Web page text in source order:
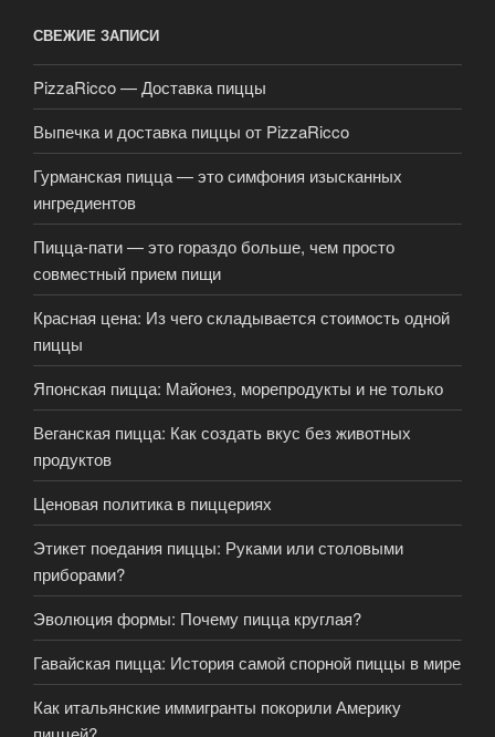
СВЕЖИЕ ЗАПИСИ
PizzaRicco — Доставка пиццы
Выпечка и доставка пиццы от PizzaRicco
Гурманская пицца — это симфония изысканных
ингредиентов
Пицца-пати — это гораздо больше, чем просто
совместный прием пищи
Красная цена: Из чего складывается стоимость одной
пиццы
Японская пицца: Майонез, морепродукты и не только
Веганская пицца: Как создать вкус без животных
продуктов
Ценовая политика в пиццериях
Этикет поедания пиццы: Руками или столовыми
приборами?
Эволюция формы: Почему пицца круглая?
Гавайская пицца: История самой спорной пиццы в мире
Как итальянские иммигранты покорили Америку